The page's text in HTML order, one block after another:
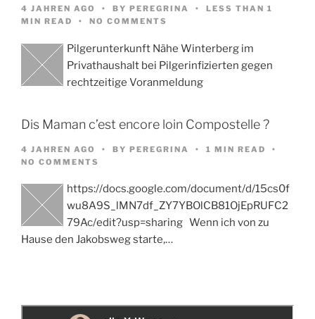
4 JAHREN AGO BY PEREGRINA
LESS THAN 1
MIN READ
NO COMMENTS
Pilgerunterkunft Nähe Winterberg im
Privathaushalt bei Pilgerinfizierten gegen
rechtzeitige Voranmeldung
Dis Maman c’est encore loin Compostelle ?
4 JAHREN AGO BY PEREGRINA
1 MIN READ
NO COMMENTS
https://docs.google.com/document/d/15cs0f
wu8A9S_lMN7df_ZY7YBOlCB81OjEpRUFC2
79Ac/edit?usp=sharing Wenn ich von zu
Hause den Jakobsweg starte,…